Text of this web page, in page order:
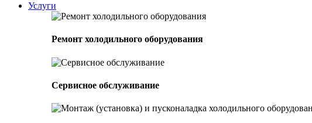
Услуги
Ремонт холодильного оборудования
Сервисное обслуживание